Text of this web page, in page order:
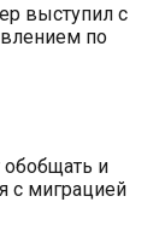
выступил с
по
и
с миграцией